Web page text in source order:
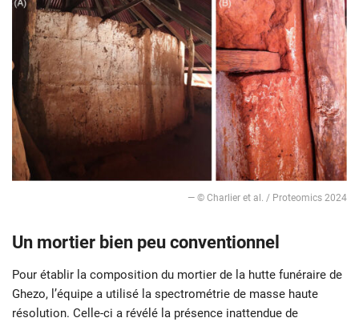
— © Charlier et al. / Proteomics 2024
Un mortier bien peu conventionnel
Pour établir la composition du mortier de la hutte funéraire de
Ghezo, l’équipe a utilisé la spectrométrie de masse haute
résolution. Celle-ci a révélé la présence inattendue de